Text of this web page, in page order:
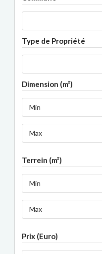
Type de Propriété
Dimension (m²)
Min
Max
Terrein (m²)
Min
Max
Prix (Euro)